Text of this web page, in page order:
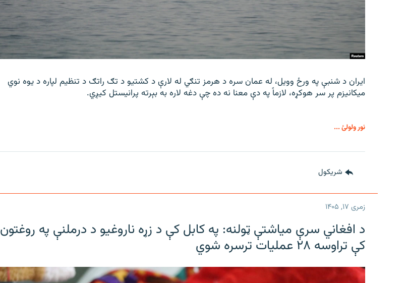
ایران د شنبې په ورځ وویل، له عمان سره د هرمز تنګي له لارې د کشتیو د تګ راتګ د تنظیم لپاره د یوه نوي
میکانیزم پر سر هوکړه، لازماً په دې معنا نه ده چې دغه لاره به بېرته پرانیستل کیږي.
نور ولولئ ...
شريکول
زمری ۱۷, ۱۴۰۵
د افغاني سرې میاشتې ټولنه: په کابل کې د زړه ناروغیو د درملنې په روغتون
کې تراوسه ۲۸ عملیات ترسره شوي